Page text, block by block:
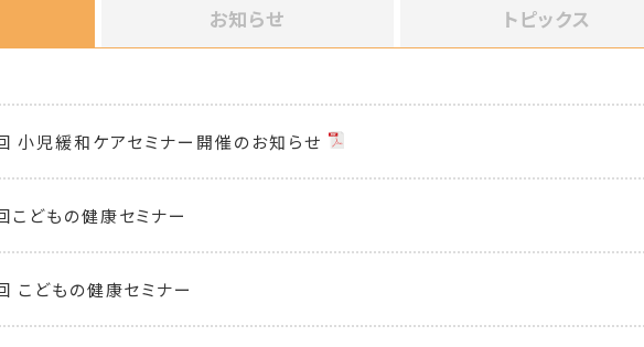
お知らせ トピックス
小児緩和ケアセミナー開催のお知らせ
こどもの健康セミナー
こどもの健康セミナー